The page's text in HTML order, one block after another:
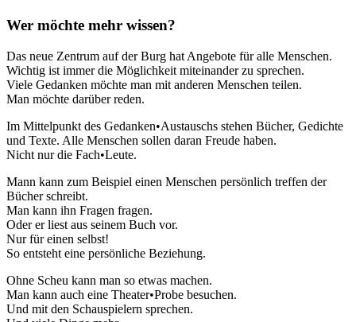
Wer möchte mehr wissen?
Das neue Zentrum auf der Burg hat Angebote für alle Menschen.
Wichtig ist immer die Möglichkeit miteinander zu sprechen.
Viele Gedanken möchte man mit anderen Menschen teilen.
Man möchte darüber reden.
Im Mittelpunkt des Gedanken•Austauschs stehen Bücher, Gedichte
und Texte. Alle Menschen sollen daran Freude haben.
Nicht nur die Fach•Leute.
Mann kann zum Beispiel einen Menschen persönlich treffen der
Bücher schreibt.
Man kann ihn Fragen fragen.
Oder er liest aus seinem Buch vor.
Nur für einen selbst!
So entsteht eine persönliche Beziehung.
Ohne Scheu kann man so etwas machen.
Man kann auch eine Theater•Probe besuchen.
Und mit den Schauspielern sprechen.